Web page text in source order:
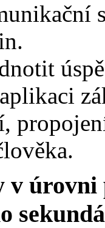
v